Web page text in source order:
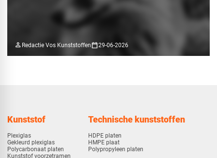
person Redactie Vos Kunststoffencalendar_today29-06-2026
Kunststof
Plexiglas
Gekleurd plexiglas
Polycarbonaat platen
Kunststof voorzetramen
Technische kunststoffen
HDPE platen
HMPE plaat
Polypropyleen platen